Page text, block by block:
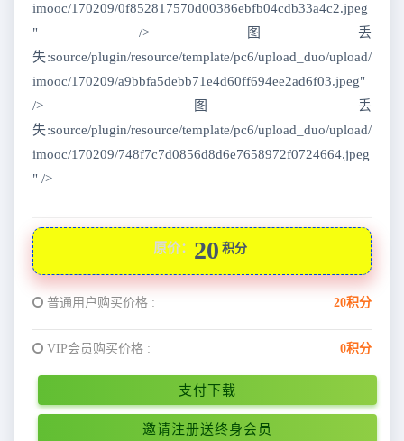
imooc/170209/0f852817570d00386ebfb04cdb33a4c2.jpeg
" />图丢
失:source/plugin/resource/template/pc6/upload_duo/upload/
imooc/170209/a9bbfa5debb71e4d60ff694ee2ad6f03.jpeg"
/>图丢
失:source/plugin/resource/template/pc6/upload_duo/upload/
imooc/170209/748f7c7d0856d8d6e7658972f0724664.jpeg
" />
原价： 20 积分
普通用户购买价格 : 20积分
VIP会员购买价格 : 0积分
支付下载
邀请注册送终身会员